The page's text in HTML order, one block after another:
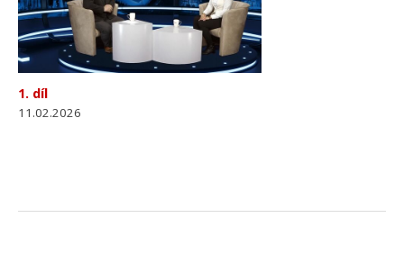
1. díl
11.02.2026